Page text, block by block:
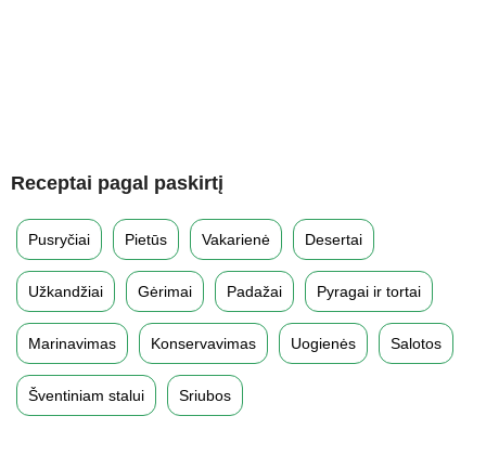
Receptai pagal paskirtį
Pusryčiai Pietūs Vakarienė Desertai
Užkandžiai Gėrimai Padažai Pyragai ir tortai
Marinavimas Konservavimas Uogienės Salotos
Šventiniam stalui Sriubos